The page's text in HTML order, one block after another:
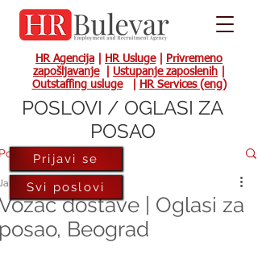
HR Agencija HR Usluge|
Privremeno
zapošljavanje| Ustupanje zaposlenih
Outstaffing usluge| HR Services (eng)
dostave | Oglasi za
Beograd
14, 2022
Prijavi se
Svi poslovi
POSLOVI / OGLASI ZA
POSAO